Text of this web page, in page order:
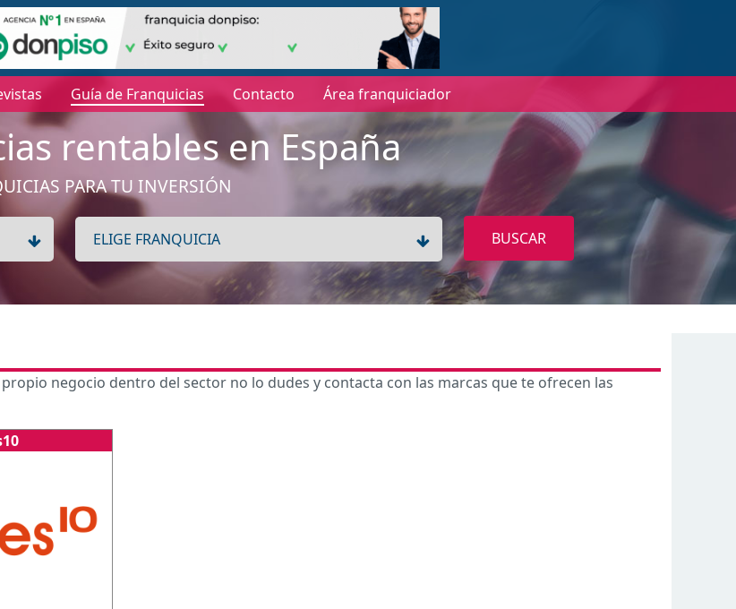
Guía de Franquicias Contacto Área franquiciador
rentables en España
PARA TU INVERSIÓN
BUSCAR
negocio dentro del sector no lo dudes y contacta con las marcas que te ofrecen las